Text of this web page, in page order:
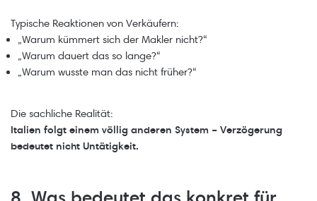
Typische Reaktionen von Verkäufern:
„Warum kümmert sich der Makler nicht?“
„Warum dauert das so lange?“
„Warum wusste man das nicht früher?“
Die sachliche Realität:
Italien folgt einem völlig anderen System – Verzögerung
bedeutet nicht Untätigkeit.